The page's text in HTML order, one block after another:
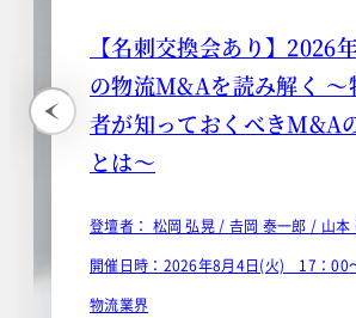
【名刺交換会あり】2026
の物流M&Aを読み解く ～
者が知っておくべきM&A
とは～
登壇者： 松岡 弘晃 / 𠮷岡 泰一郎 / 山本
開催日時：2026年8月4日(火) 17：00
物流業界